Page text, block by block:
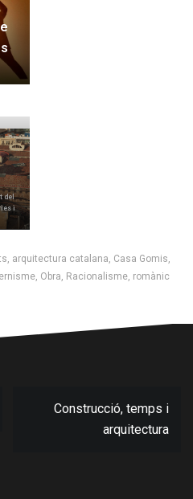
del
i
, arquitectura catalana, Casa Gomis,
, Obra, Racionalisme, romànic
Construcció, temps i
arquitectura